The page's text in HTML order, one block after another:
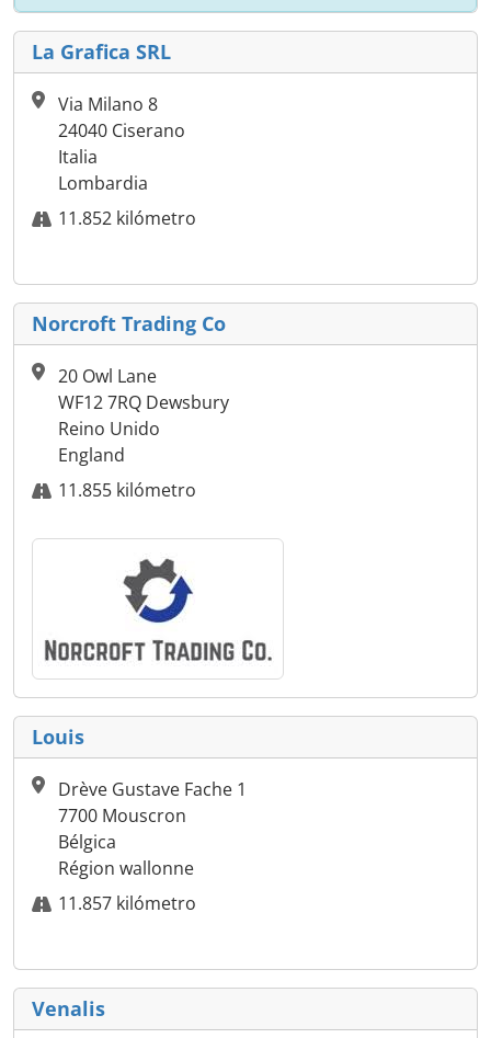
La Grafica SRL
Via Milano 8
24040 Ciserano
Italia
Lombardia
11.852 kilómetro
Norcroft Trading Co
20 Owl Lane
WF12 7RQ Dewsbury
Reino Unido
England
11.855 kilómetro
Louis
Drève Gustave Fache 1
7700 Mouscron
Bélgica
Région wallonne
11.857 kilómetro
Venalis